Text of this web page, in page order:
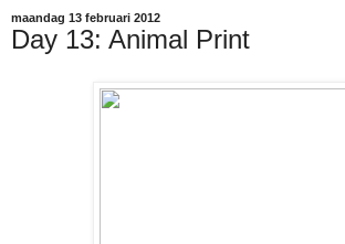
maandag 13 februari 2012
Day 13: Animal Print